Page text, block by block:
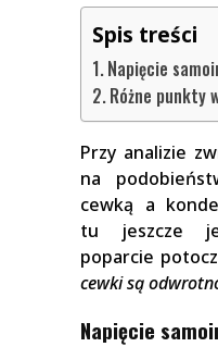
Spis treści
Napięcie
Różne punkty
Przy analizie
na
cewką a
tu jeszcze
poparcie
cewki są
Napięcie